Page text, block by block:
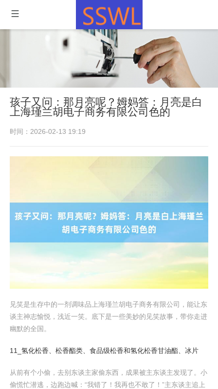
孩子又问：那月亮呢？姆妈答：月亮是白
上海瑾兰胡电子商务有限公司色的
时间：2026-02-13 19:19
见笑是生存中的一剂调味品上海瑾兰胡电子商务有限公司，能让东
谈主神志愉悦，浅近一笑。底下是一些美妙的见笑故事，带你走进
幽默的全国。
11_氢化松香、松香酯类、食品级松香和氢化松香甘油酯、冰片
从前有个小偷，去别东谈主家偷东西，成果被主东谈主发现了。小
偷慌忙潜逃，边跑边喊：“我错了！我再也不敢了！”主东谈主追上